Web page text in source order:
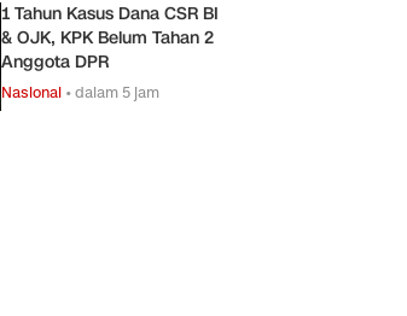
1 Tahun Kasus Dana CSR BI
& OJK, KPK Belum Tahan 2
Anggota DPR
Nasional •dalam 5 jam